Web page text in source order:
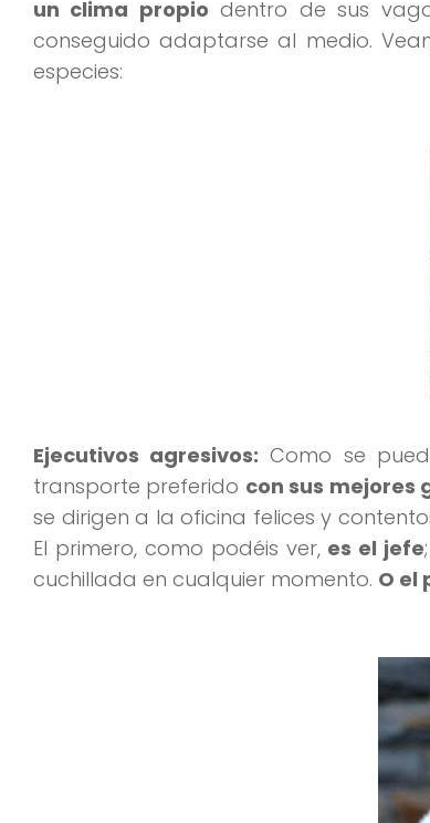
un clima propio dentro de sus
conseguido adaptarse al medio.
especies:
Ejecutivos agresivos: Como se
transporte preferido con sus mejores
se dirigen a la oficina felices y
El primero, como podéis ver, es el jefe
cuchillada en cualquier momento. O el